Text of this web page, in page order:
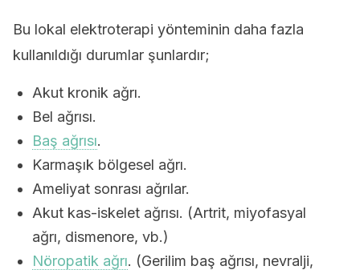
Bu lokal elektroterapi yönteminin daha fazla
kullanıldığı durumlar şunlardır;
Akut kronik ağrı.
Bel ağrısı.
Baş ağrısı.
Karmaşık bölgesel ağrı.
Ameliyat sonrası ağrılar.
Akut kas-iskelet ağrısı. (Artrit, miyofasyal
ağrı, dismenore, vb.)
Nöropatik ağrı. (Gerilim baş ağrısı, nevralji,